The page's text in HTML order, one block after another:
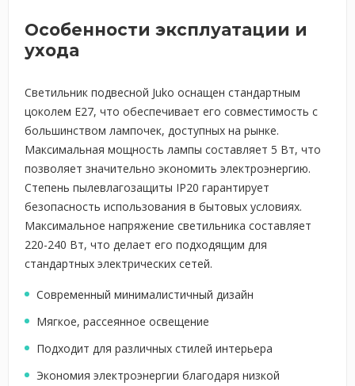
Особенности эксплуатации и
ухода
Светильник подвесной Juko оснащен стандартным
цоколем Е27, что обеспечивает его совместимость с
большинством лампочек, доступных на рынке.
Максимальная мощность лампы составляет 5 Вт, что
позволяет значительно экономить электроэнергию.
Степень пылевлагозащиты IP20 гарантирует
безопасность использования в бытовых условиях.
Максимальное напряжение светильника составляет
220-240 Вт, что делает его подходящим для
стандартных электрических сетей.
Современный минималистичный дизайн
Мягкое, рассеянное освещение
Подходит для различных стилей интерьера
Экономия электроэнергии благодаря низкой